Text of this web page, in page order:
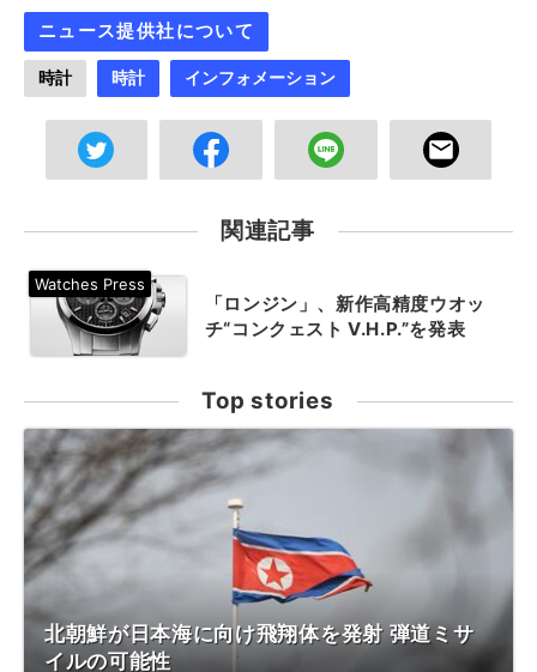
ニュース提供社について
時計 時計 インフォメーション
関連記事
「ロンジン」、新作高精度ウオッ
チ“コンクェスト V.H.P.”を発表
Top stories
北朝鮮が日本海に向け飛翔体を発射 弾道ミサ
イルの可能性